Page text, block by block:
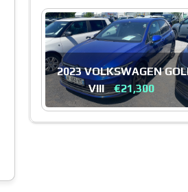
2023 VOLKSWAGEN
VIII €21,300